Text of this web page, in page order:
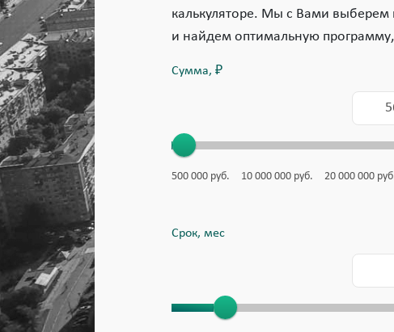
калькуляторе. Мы с Вами выберем
и найдем оптимальную
Сумма, ₽
500 000 руб. 10 000 000 руб. 20 000 000
Срок, мес